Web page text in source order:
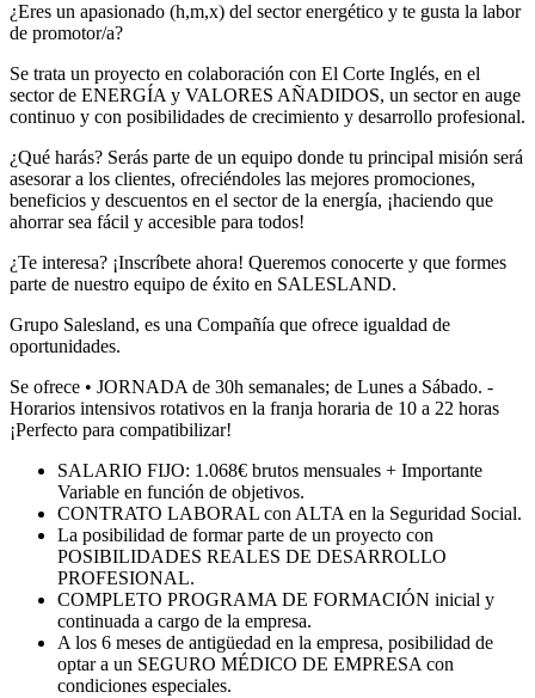
¿Eres un apasionado (h,m,x) del sector energético y te gusta la labor
de promotor/a?
Se trata un proyecto en colaboración con El Corte Inglés, en el
sector de ENERGÍA y VALORES AÑADIDOS, un sector en auge
continuo y con posibilidades de crecimiento y desarrollo profesional.
¿Qué harás? Serás parte de un equipo donde tu principal misión será
asesorar a los clientes, ofreciéndoles las mejores promociones,
beneficios y descuentos en el sector de la energía, ¡haciendo que
ahorrar sea fácil y accesible para todos!
¿Te interesa? ¡Inscríbete ahora! Queremos conocerte y que formes
parte de nuestro equipo de éxito en SALESLAND.
Grupo Salesland, es una Compañía que ofrece igualdad de
oportunidades.
Se ofrece • JORNADA de 30h semanales; de Lunes a Sábado. -
Horarios intensivos rotativos en la franja horaria de 10 a 22 horas
¡Perfecto para compatibilizar!
SALARIO FIJO: 1.068€ brutos mensuales + Importante
Variable en función de objetivos.
CONTRATO LABORAL con ALTA en la Seguridad Social.
La posibilidad de formar parte de un proyecto con
POSIBILIDADES REALES DE DESARROLLO
PROFESIONAL.
COMPLETO PROGRAMA DE FORMACIÓN inicial y
continuada a cargo de la empresa.
A los 6 meses de antigüedad en la empresa, posibilidad de
optar a un SEGURO MÉDICO DE EMPRESA con
condiciones especiales.